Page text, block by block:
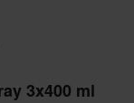
3x400 ml